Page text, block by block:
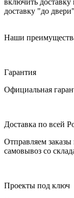
включить доставку
доставку "до
Наши
Гарантия
Официальная
Доставка по всей
Отправляем
самовывоз со
Проекты под ключ